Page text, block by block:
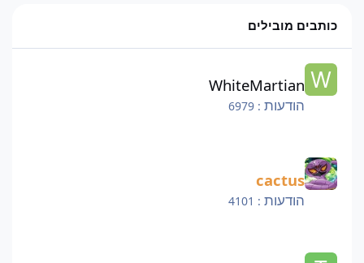
כותבים מובילים
WhiteMartian
הודעות : 6979
cactus
הודעות : 4101